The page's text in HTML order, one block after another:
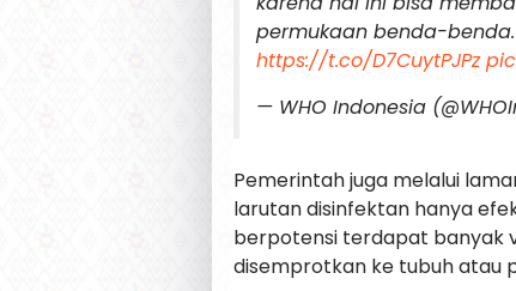
permukaan benda-
https://t.co/D7CuytPJPz
— WHO Indonesia
Pemerintah juga melalui
larutan disinfektan hanya
berpotensi terdapat banyak
disemprotkan ke tubuh atau